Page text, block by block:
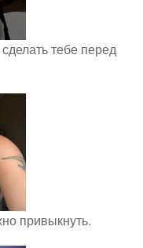
тебе перед
привыкнуть.